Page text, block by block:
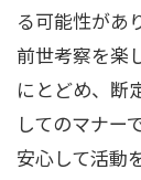
る可能性があ
前世考察を楽
にとどめ、断
してのマナーで
安心して活動